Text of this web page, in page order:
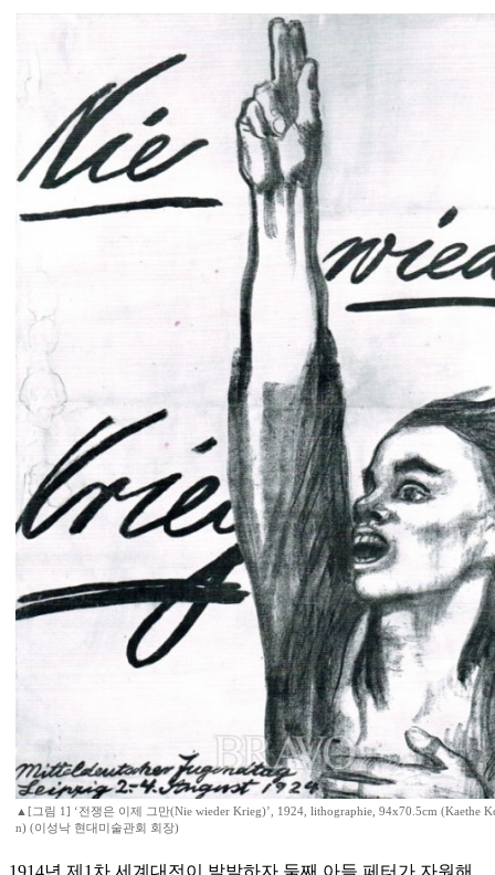
▲[그림 1] ‘전쟁은 이제 그만(Nie wieder Krieg)’, 1924, lithographie, 94x70.5cm (Kaethe
n) (이성낙 현대미술관회 회장)